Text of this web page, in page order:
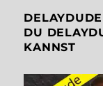
DU
KANNST